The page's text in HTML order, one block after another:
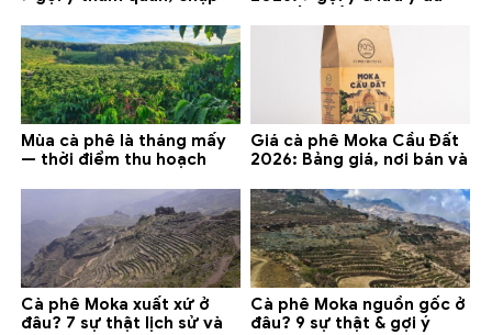
Mùa cà phê là tháng mấy
— thời điểm thu hoạch
Giá cà phê Moka Cầu Đất
2026: Bảng giá, nơi bán và
Cà phê Moka xuất xứ ở
đâu? 7 sự thật lịch sử và
Cà phê Moka nguồn gốc ở
đâu? 9 sự thật & gợi ý